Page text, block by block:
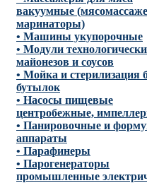
вакуумные
маринаторы)
• Машины укупорочные
• Модули
майонезов и соусов
• Мойка и стерилизация
бутылок
• Насосы пищевые
центробежные,
• Панировочные и
аппараты
• Парафинеры
• Парогенераторы
промышленные